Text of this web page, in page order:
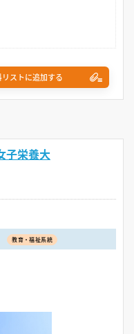
リストに追加する
子栄養大
教育・福祉系統